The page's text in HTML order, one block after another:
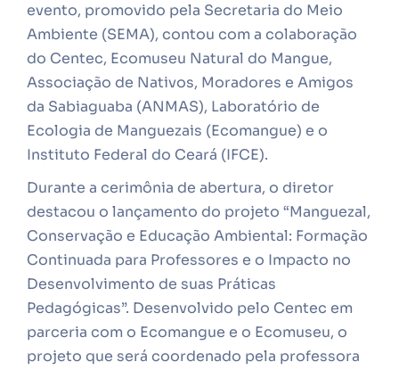
evento, promovido pela Secretaria do Meio
Ambiente (SEMA), contou com a colaboração
do Centec, Ecomuseu Natural do Mangue,
Associação de Nativos, Moradores e Amigos
da Sabiaguaba (ANMAS), Laboratório de
Ecologia de Manguezais (Ecomangue) e o
Instituto Federal do Ceará (IFCE).
Durante a cerimônia de abertura, o diretor
destacou o lançamento do projeto “Manguezal,
Conservação e Educação Ambiental: Formação
Continuada para Professores e o Impacto no
Desenvolvimento de suas Práticas
Pedagógicas”. Desenvolvido pelo Centec em
parceria com o Ecomangue e o Ecomuseu, o
projeto que será coordenado pela professora